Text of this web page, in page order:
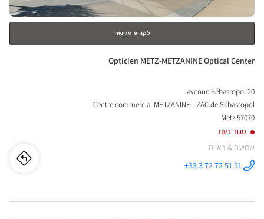
לקבוע פגישה
חנות:
Opticien METZ-METZANINE Optical Center
20 avenue Sébastopol
Centre commercial METZANINE - ZAC de Sébastopol
57070 Metz
סגור כעת
שמיעה & ראייה
התקשר לחנות
Optical
+33 3 72 72 51 51 לו"ז